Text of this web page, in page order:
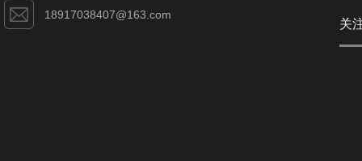
18917038407@163.com
关